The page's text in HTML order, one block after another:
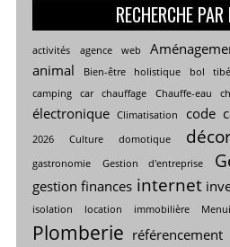
RECHERCHE
activités agence web
animal
Bien-être holistique bol
camping car chauffage Chauffe-eau
électronique Climatisation code
2026
Culture domotique
gastronomie Gestion d'entreprise
gestion finances internet
isolation location immobilière
Plomberie référencement